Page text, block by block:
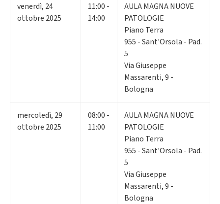
venerdì, 24
ottobre 2025
11:00 -
14:00
AULA MAGNA NUOVE
PATOLOGIE
Piano Terra
955 - Sant'Orsola - Pad.
5
Via Giuseppe
Massarenti, 9 -
Bologna
mercoledì, 29
ottobre 2025
08:00 -
11:00
AULA MAGNA NUOVE
PATOLOGIE
Piano Terra
955 - Sant'Orsola - Pad.
5
Via Giuseppe
Massarenti, 9 -
Bologna